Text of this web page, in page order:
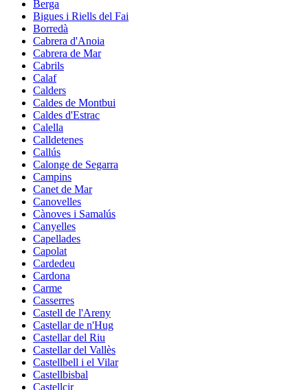
Berga
Bigues i Riells del Fai
Borredà
Cabrera d'Anoia
Cabrera de Mar
Cabrils
Calaf
Calders
Caldes de Montbui
Caldes d'Estrac
Calella
Calldetenes
Callús
Calonge de Segarra
Campins
Canet de Mar
Canovelles
Cànoves i Samalús
Canyelles
Capellades
Capolat
Cardedeu
Cardona
Carme
Casserres
Castell de l'Areny
Castellar de n'Hug
Castellar del Riu
Castellar del Vallès
Castellbell i el Vilar
Castellbisbal
Castellcir